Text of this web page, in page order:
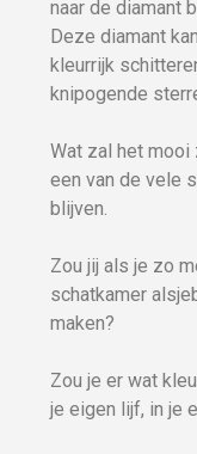
naar de diamant
Deze diamant
kleurrijk
knipogende
Wat zal het mooi
een van de vele
blijven.
Zou jij als je zo
schatkamer
maken?
Zou je er wat
je eigen lijf, in je